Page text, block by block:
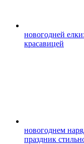
новогодней
красавицей
новогоднем
праздник